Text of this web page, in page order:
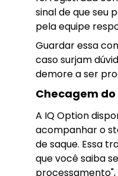
sinal de que seu
pela equipe
Guardar essa
caso surjam
demore a ser
Checagem
A IQ Option
acompanhar o
de saque. Essa
que você saiba
processamento",